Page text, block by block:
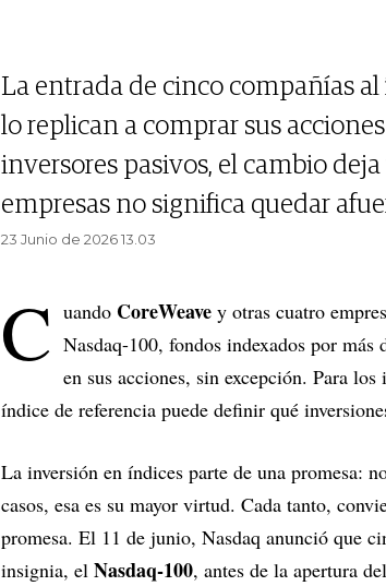
La entrada de cinco compañías
lo replican a comprar sus
inversores pasivos, el cambio
empresas no significa quedar
23 Junio de 2026 13.03
C uando CoreWeave y otras cuatro
Nasdaq-100, fondos indexados por más
en sus acciones, sin excepción. Para
índice de referencia puede definir qué
La inversión en índices parte de una promesa:
casos, esa es su mayor virtud. Cada tanto,
promesa. El 11 de junio, Nasdaq anunció que
insignia, el Nasdaq-100, antes de la apertura